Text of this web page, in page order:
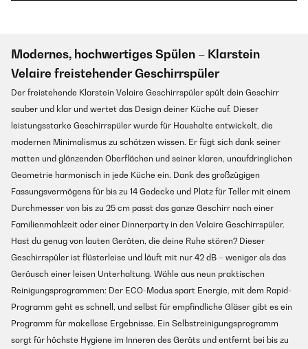
Modernes, hochwertiges Spülen – Klarstein
Velaire freistehender Geschirrspüler
Der freistehende Klarstein Velaire Geschirrspüler spült dein Geschirr
sauber und klar und wertet das Design deiner Küche auf. Dieser
leistungsstarke Geschirrspüler wurde für Haushalte entwickelt, die
modernen Minimalismus zu schätzen wissen. Er fügt sich dank seiner
matten und glänzenden Oberflächen und seiner klaren, unaufdringlichen
Geometrie harmonisch in jede Küche ein. Dank des großzügigen
Fassungsvermögens für bis zu 14 Gedecke und Platz für Teller mit einem
Durchmesser von bis zu 25 cm passt das ganze Geschirr nach einer
Familienmahlzeit oder einer Dinnerparty in den Velaire Geschirrspüler.
Hast du genug von lauten Geräten, die deine Ruhe stören? Dieser
Geschirrspüler ist flüsterleise und läuft mit nur 42 dB – weniger als das
Geräusch einer leisen Unterhaltung. Wähle aus neun praktischen
Reinigungsprogrammen: Der ECO-Modus spart Energie, mit dem Rapid-
Programm geht es schnell, und selbst für empfindliche Gläser gibt es ein
Programm für makellose Ergebnisse. Ein Selbstreinigungsprogramm
sorgt für höchste Hygiene im Inneren des Geräts und entfernt bei bis zu